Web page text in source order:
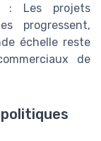
: Les projets
progressent,
échelle reste
de